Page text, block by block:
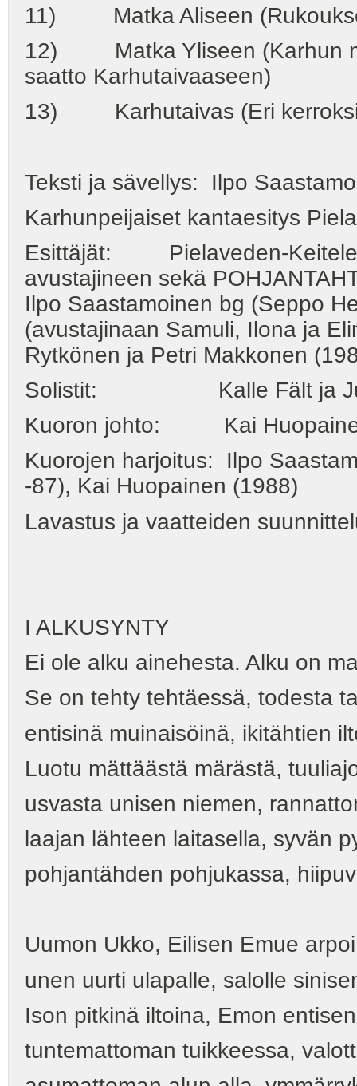
11) Matka Aliseen
12) Matka Yliseen (Karhun
saatto Karhutaivaaseen)
13) Karhutaivas (Eri
Teksti ja sävellys: Ilpo
Karhunpeijaiset kantaesitys
Esittäjät: Pielaveden-
avustajineen sekä
Ilpo Saastamoinen bg (Seppo
(avustajinaan Samuli, Ilona ja
Rytkönen ja Petri Makkonen
Solistit: Kalle
Kuoron johto: Kai Huopainen
Kuorojen harjoitus: Ilpo
-87), Kai Huopainen (1988)
Lavastus ja vaatteiden
I ALKUSYNTY
Ei ole alku ainehesta. Alku on
Se on tehty tehtäessä, todesta
entisinä muinaisöinä, ikitähtien
Luotu mättäästä märästä,
usvasta unisen niemen,
laajan lähteen laitasella, syvän
pohjantähden pohjukassa,
Uumon Ukko, Eilisen Emue
unen uurti ulapalle, salolle
Ison pitkinä iltoina, Emon
tuntemattoman tuikkeessa,